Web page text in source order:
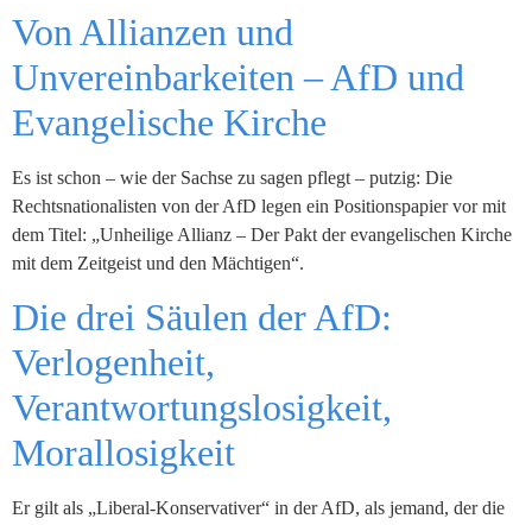
Von Allianzen und
Unvereinbarkeiten – AfD und
Evangelische Kirche
Es ist schon – wie der Sachse zu sagen pflegt – putzig: Die
Rechtsnationalisten von der AfD legen ein Positionspapier vor mit
dem Titel: „Unheilige Allianz – Der Pakt der evangelischen Kirche
mit dem Zeitgeist und den Mächtigen“.
Die drei Säulen der AfD:
Verlogenheit,
Verantwortungslosigkeit,
Morallosigkeit
Er gilt als „Liberal-Konservativer“ in der AfD, als jemand, der die